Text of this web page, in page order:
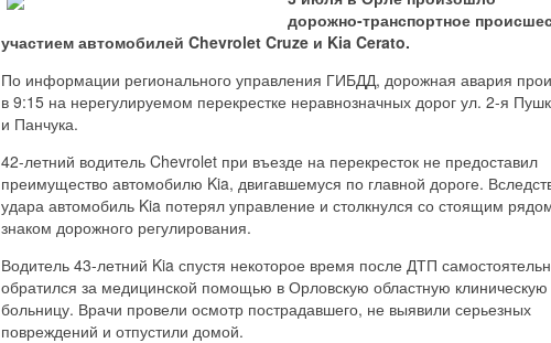
дорожно-транспортное
участием автомобилей Chevrolet Cruze и Kia Cerato.
По информации регионального управления ГИБДД, дорожная авария
в 9:15 на нерегулируемом перекрестке неравнозначных дорог ул. 2-я
и Панчука.
42-летний водитель Chevrolet при въезде на перекресток не предоставил
преимущество автомобилю Kia, двигавшемуся по главной дороге.
удара автомобиль Kia потерял управление и столкнулся со стоящим
знаком дорожного регулирования.
Водитель 43-летний Kia спустя некоторое время после ДТП
обратился за медицинской помощью в Орловскую областную клиническую
больницу. Врачи провели осмотр пострадавшего, не выявили серьезных
повреждений и отпустили домой.